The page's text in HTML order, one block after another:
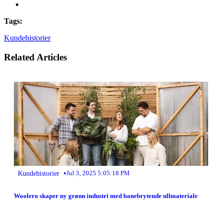
Tags:
Kundehistorier
Related Articles
Kundehistorier •Jul 3, 2025 5:05:18 PM
Woolero skaper ny grønn industri med banebrytende ullmateriale